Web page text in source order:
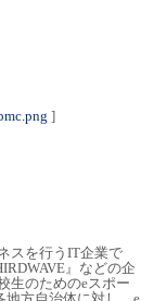
]
スを行うIT企業で
』などの企
生のためのeスポー